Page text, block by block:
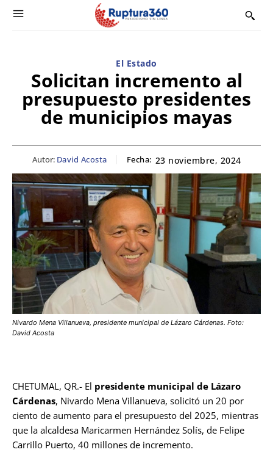
El Estado
Solicitan incremento al
presupuesto presidentes
de municipios mayas
Autor: David Acosta Fecha: 23 noviembre, 2024
Nivardo Mena Villanueva, presidente municipal de Lázaro Cárdenas. Foto:
David Acosta
CHETUMAL, QR.- El presidente municipal de Lázaro
Cárdenas, Nivardo Mena Villanueva, solicitó un 20 por
ciento de aumento para el presupuesto del 2025, mientras
que la alcaldesa Maricarmen Hernández Solís, de Felipe
Carrillo Puerto, 40 millones de incremento.